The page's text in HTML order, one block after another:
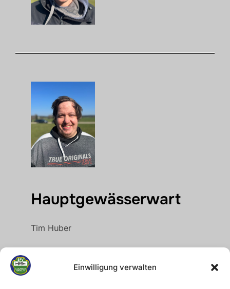
Einwilligung verwalten
Hauptgewässerwart
Tim Huber